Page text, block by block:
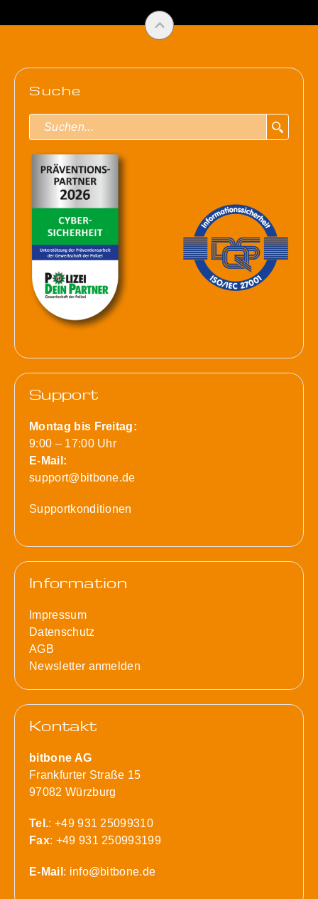
Suche
Support
Montag bis Freitag:
9:00 – 17:00 Uhr
E-Mail:
support@bitbone.de
Supportkonditionen
Information
Impressum
Datenschutz
AGB
Newsletter anmelden
Kontakt
bitbone AG
Frankfurter Straße 15
97082 Würzburg
Tel.: +49 931 25099310
Fax: +49 931 250993199
E-Mail : info@bitbone.de